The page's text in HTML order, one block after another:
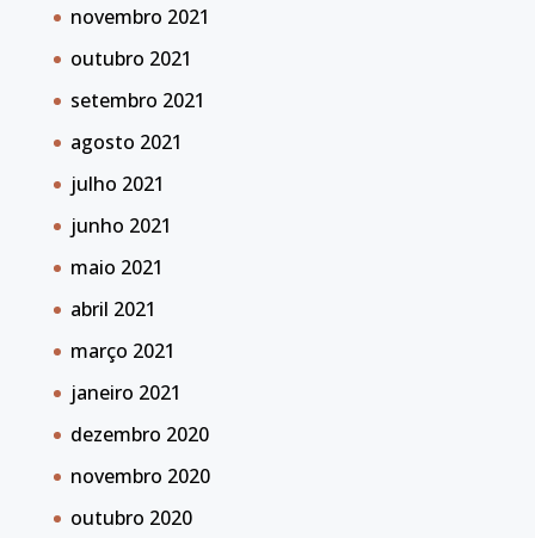
novembro 2021
outubro 2021
setembro 2021
agosto 2021
julho 2021
junho 2021
maio 2021
abril 2021
março 2021
janeiro 2021
dezembro 2020
novembro 2020
outubro 2020